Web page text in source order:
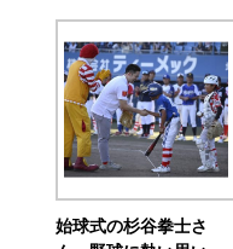
始球式の杉谷拳士さ